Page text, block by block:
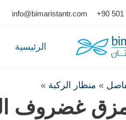
info@bimaristantr.com +90 501
الرئيسية
» منظار الركبة »
غضروف